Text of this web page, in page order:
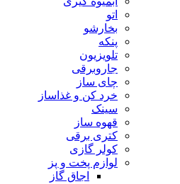
اتو
بخارشو
پنکه
تلویزیون
جاروبرقی
چای ساز
خرد کن و غذاساز
سینک
قهوه ساز
کتری برقی
کولر گازی
لوازم پخت و پز
اجاق گاز